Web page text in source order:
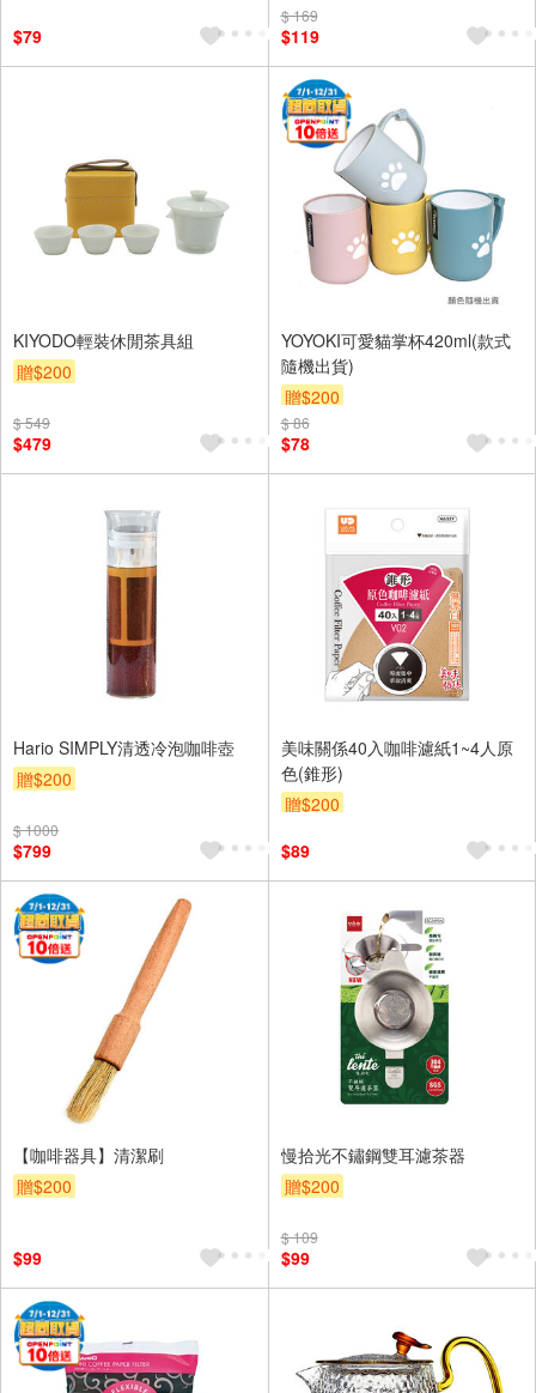
$79
$ 169
$119
KIYODO輕裝休閒茶具組
贈$200
$ 549
$479
YOYOKI可愛貓掌杯420ml(款式
隨機出貨)
贈$200
$ 86
$78
Hario SIMPLY清透冷泡咖啡壺
贈$200
$ 1000
$799
美味關係40入咖啡濾紙1~4人原
色(錐形)
贈$200
$89
【咖啡器具】清潔刷
贈$200
$99
慢拾光不鏽鋼雙耳濾茶器
贈$200
$ 109
$99